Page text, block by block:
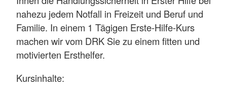
nahezu jedem Notfall in Freizeit und Beruf und
Familie. In einem 1 Tägigen Erste-Hilfe-Kurs
machen wir vom DRK Sie zu einem fitten und
motivierten Ersthelfer.
Kursinhalte: